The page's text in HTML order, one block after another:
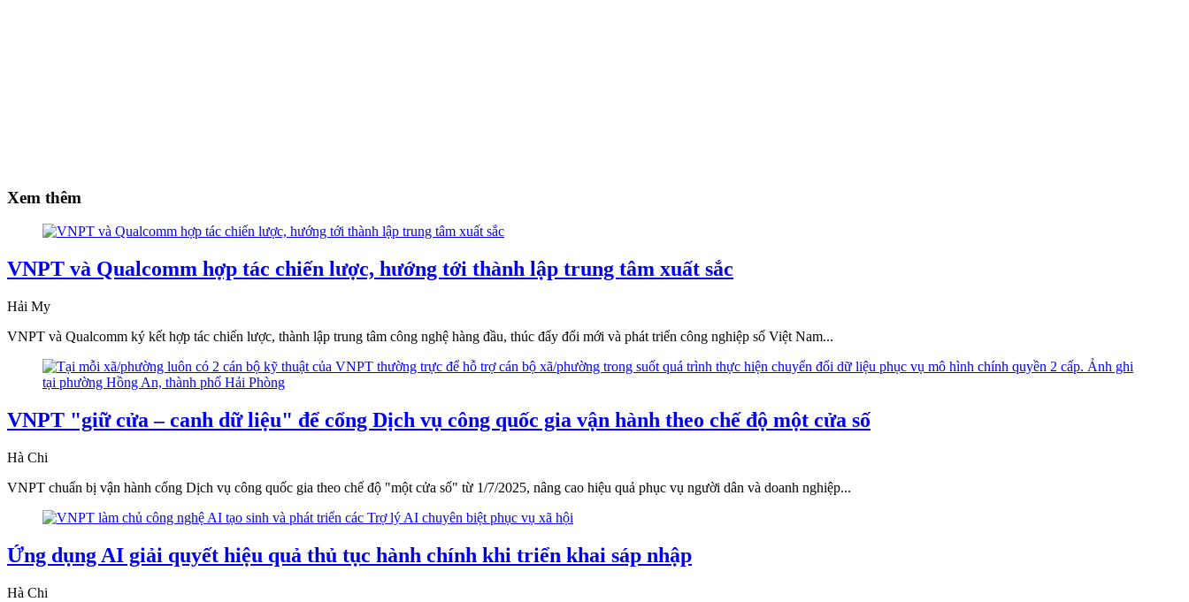
Xem thêm
VNPT và Qualcomm hợp tác chiến lược, hướng tới thành lập trung tâm xuất sắc
Hải My
VNPT và Qualcomm ký kết hợp tác chiến lược, thành lập trung tâm công nghệ hàng đầu, thúc đẩy đổi mới và phát triển công nghiệp số Việt Nam...
VNPT "giữ cửa – canh dữ liệu" để cổng Dịch vụ công quốc gia vận hành theo chế độ một cửa số
Hà Chi
VNPT chuẩn bị vận hành cổng Dịch vụ công quốc gia theo chế độ "một cửa số" từ 1/7/2025, nâng cao hiệu quả phục vụ người dân và doanh nghiệp...
Ứng dụng AI giải quyết hiệu quả thủ tục hành chính khi triển khai sáp nhập
Hà Chi